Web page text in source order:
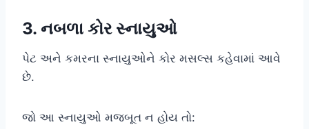
3. નબળા કોર સ્નાયુઓ
પેટ અને કમરના સ્નાયુઓને કોર મસલ્સ કહેવામાં આવે
છે.
જો આ સ્નાયુઓ મજબૂત ન હોય તો: